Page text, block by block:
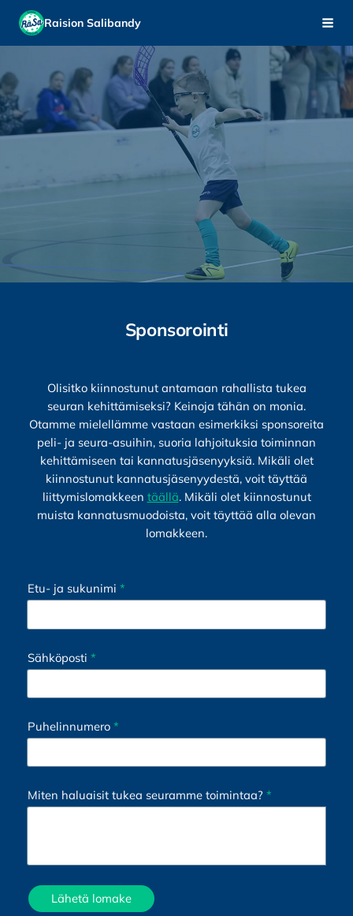
Siirry
sivun
Raision Salibandy
Sponsorointi
Olisitko kiinnostunut antamaan rahallista tukea
seuran kehittämiseksi? Keinoja tähän on monia.
Otamme mielellämme vastaan esimerkiksi sponsoreita
peli- ja seura-asuihin, suoria lahjoituksia toiminnan
kehittämiseen tai kannatusjäsenyyksiä. Mikäli olet
kiinnostunut kannatusjäsenyydestä, voit täyttää
liittymislomakkeen täällä. Mikäli olet kiinnostunut
muista kannatusmuodoista, voit täyttää alla olevan
lomakkeen.
Etu- ja sukunimi *
Sähköposti *
Puhelinnumero *
Miten haluaisit tukea seuramme toimintaa? *
Lähetä lomake